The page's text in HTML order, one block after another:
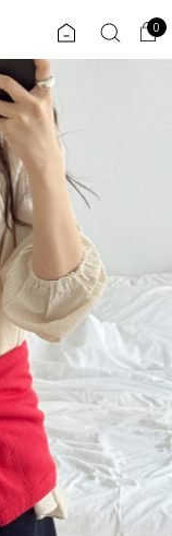
0
ENG
TW
JP
회원혜택
COMMUNITY
시브
0